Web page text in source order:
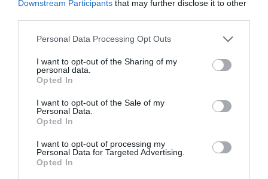
Downstream Participants that may further disclose it to other
Personal Data Processing Opt Outs
I want to opt-out of the Sharing of my
personal data.
Opted In
I want to opt-out of the Sale of my
Personal Data.
Opted In
I want to opt-out of processing my
Personal Data for Targeted Advertising.
Opted In